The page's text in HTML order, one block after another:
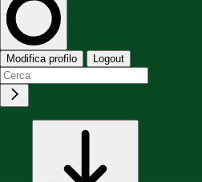
Modifica profilo Logout